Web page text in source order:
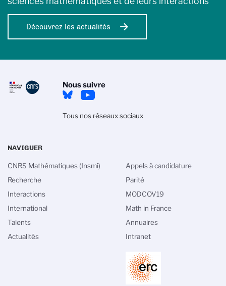
Découvrez les actualités
Nous suivre
Tous nos réseaux sociaux
NAVIGUER
CNRS Mathématiques (Insmi)
Recherche
Interactions
International
Talents
Actualités
Appels à candidature
Parité
MODCOV19
Math in France
Annuaires
Intranet